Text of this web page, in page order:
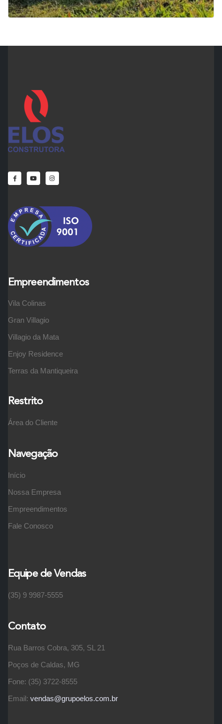
Empreendimentos
Vila Colinas
Gran Villagio
Villagio da Mata
Enjoy Residence
Terras da Mantiqueira
Restrito
Área do Cliente
Navegação
Início
Nossa Empresa
Empreendimentos
Fale Conosco
Equipe de Vendas
(35) 9 9987-5555
Contato
Rua Barros Cobra, 305, SL 21
Poços de Caldas, MG
Fone: (35) 3722-8555
Email: vendas@grupoelos.com.br